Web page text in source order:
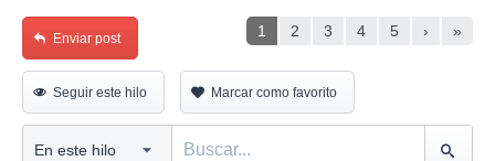
1 2 3 4 5 › »
Enviar post
Seguir este hilo Marcar como favorito